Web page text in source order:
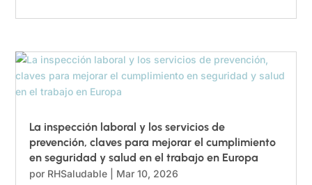
La inspección laboral y los servicios de
prevención, claves para mejorar el cumplimiento
en seguridad y salud en el trabajo en Europa
por RHSaludable
Mar 10, 2026